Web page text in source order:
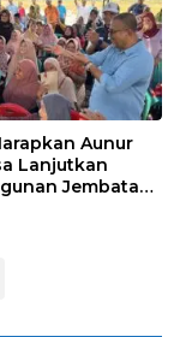
Aunur
Lanjutkan
Jembatan